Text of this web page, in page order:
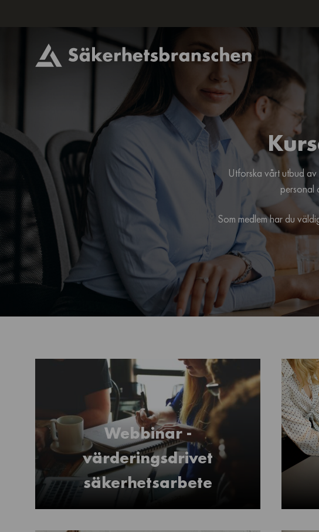
Utforska vårt utbud
personal
Som medlem har du
Webbinar -
värderingsdrivet
säkerhetsarbete